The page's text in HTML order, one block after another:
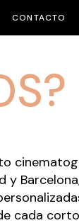
CONTACTO
y
cada